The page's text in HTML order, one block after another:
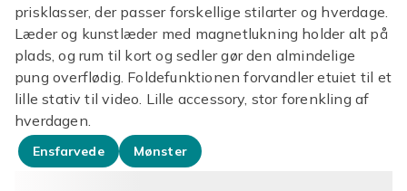
prisklasser, der passer forskellige stilarter og hverdage.
Læder og kunstlæder med magnetlukning holder alt på
plads, og rum til kort og sedler gør den almindelige
pung overflødig. Foldefunktionen forvandler etuiet til et
lille stativ til video. Lille accessory, stor forenkling af
hverdagen.
Ensfarvede Mønster